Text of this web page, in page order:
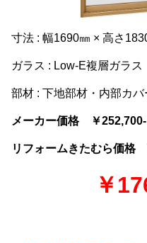
寸法 : 幅1690㎜ × 高さ
ガラス : Low-E複層ガラ
部材 : 下地部材・内部カ
メーカー価格 ￥252,700-
リフォームきたむら価格
￥